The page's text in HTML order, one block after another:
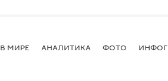
В МИРЕ АНАЛИТИКА ФОТО